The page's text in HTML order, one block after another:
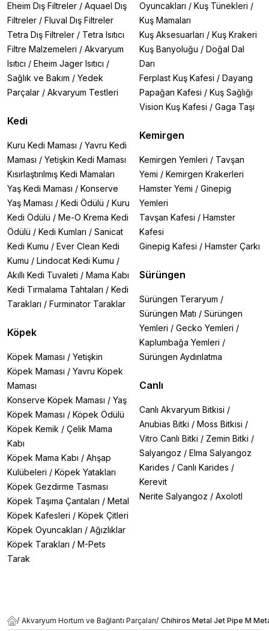
Eheim Dış Filtreler / Aquael Dış
Filtreler / Fluval Dış Filtreler
Tetra Dış Filtreler / Tetra Isıtıcı
Filtre Malzemeleri / Akvaryum
Isıtıcı / Eheim Jager Isıtıcı /
Sağlık ve Bakım / Yedek
Parçalar / Akvaryum Testleri
Kedi
Kuru Kedi Maması / Yavru Kedi
Maması / Yetişkin Kedi Maması
Kısırlaştırılmış Kedi Mamaları
Yaş Kedi Maması / Konserve
Yaş Maması / Kedi Ödülü / Kuru
Kedi Ödülü / Me-O Krema Kedi
Ödülü / Kedi Kumları / Sanicat
Kedi Kumu / Ever Clean Kedi
Kumu / Lindocat Kedi Kumu /
Akıllı Kedi Tuvaleti / Mama Kabı
Kedi Tırmalama Tahtaları / Kedi
Tarakları / Furminator Taraklar
Köpek
Köpek Maması / Yetişkin
Köpek Maması / Yavru Köpek
Maması
Konserve Köpek Maması / Yaş
Köpek Maması / Köpek Ödülü
Köpek Kemik / Çelik Mama
Kabı
Köpek Mama Kabı / Ahşap
Kulübeleri / Köpek Yatakları
Köpek Gezdirme Tasması
Köpek Taşıma Çantaları / Metal
Köpek Kafesleri / Köpek Çitleri
Köpek Oyuncakları / Ağızlıklar
Köpek Tarakları / M-Pets
Tarak
Oyuncakları / Kuş Tünekleri /
Kuş Mamaları
Kuş Aksesuarları / Kuş Krakeri
Kuş Banyoluğu / Doğal Dal
Darı
Ferplast Kuş Kafesi / Dayang
Papağan Kafesi / Kuş Sağlığı
Vision Kuş Kafesi / Gaga Taşı
Kemirgen
Kemirgen Yemleri / Tavşan
Yemi / Kemirgen Krakerleri
Hamster Yemi / Ginepig
Yemleri
Tavşan Kafesi / Hamster
Kafesi
Ginepig Kafesi / Hamster Çarkı
Sürüngen
Sürüngen Teraryum /
Sürüngen Matı / Sürüngen
Yemleri / Gecko Yemleri /
Kaplumbağa Yemleri /
Sürüngen Aydınlatma
Canlı
Canlı Akvaryum Bitkisi /
Anubias Bitki / Moss Bitkisi /
Vitro Canlı Bitki / Zemin Bitki /
Salyangoz / Elma Salyangoz
Karides / Canlı Karides /
Kerevit
Nerite Salyangoz / Axolotl
/ Akvaryum Hortum ve Bağlantı Parçaları/ Chihiros Metal Jet Pipe M